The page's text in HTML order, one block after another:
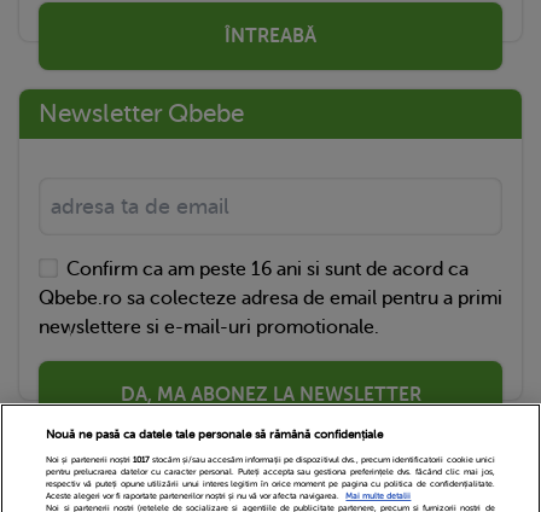
ÎNTREABĂ
Newsletter Qbebe
Confirm ca am peste 16 ani si sunt de acord ca
Qbebe.ro sa colecteze adresa de email pentru a primi
newslettere si e-mail-uri promotionale.
DA, MA ABONEZ LA NEWSLETTER
Nouă ne pasă ca datele tale personale să rămână confidențiale
Noi și partenerii noștri 1017stocăm și/sau accesăm informații pe dispozitivul dvs., precum identificatorii cookie unici
pentru prelucrarea datelor cu caracter personal. Puteți accepta sau gestiona preferințele dvs. făcând clic mai jos,
respectiv vă puteți opune utilizării unui interes legitim în orice moment pe pagina cu politica de confidențialitate.
Aceste alegeri vor fi raportate partenerilor noștri și nu vă vor afecta navigarea.
Mai multe detalii
Noi si partenerii nostri (retelele de socializare si agentiile de publicitate partenere, precum si furnizorii nostri de